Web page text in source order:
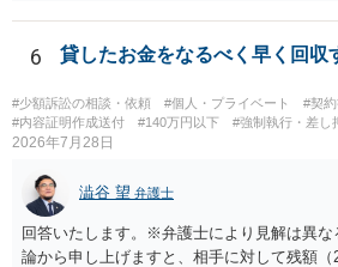
段が取れるのか ⇒契約に基づく履行請求と
とが考えられますが、 パパ活の契約は、
条）となるため、相手方に請求できない可能
氏名や住所が分からない状態でも対応可能
手続を利用する場合には、原則として相手方
いる必要があります。
6 貸したお金をなるべく早く回収
#少額訴訟の相談・依頼 #個人・プライベート
#契
#内容証明作成送付
#140万円以下 #強制執行・差し
2026年7月28日
澁谷 望 弁護士
回答いたします。※弁護士により見解は異
論から申し上げますと、相手に対して残額